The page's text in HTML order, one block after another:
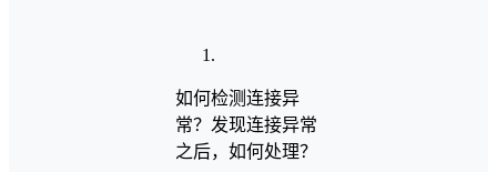
26
24 return true;
26
如何检测连接异
常？发现连接异常
之后，如何处理？